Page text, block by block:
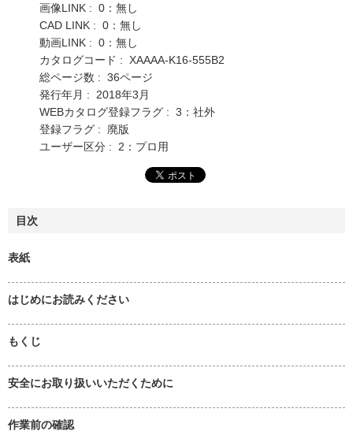
画像LINK : 0：無し
CAD LINK : 0：無し
動画LINK : 0：無し
カタログコード : XAAAA-K16-555B2
総ページ数 : 36ページ
発行年月 : 2018年3月
WEBカタログ登録フラグ : 3：社外
登録フラグ : 廃版
ユーザー区分 : 2：プロ用
目次
表紙
はじめにお読みください
もくじ
安全にお取り扱いいただくために
作業前の確認